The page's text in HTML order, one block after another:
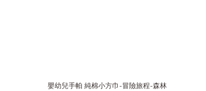
嬰幼兒手帕 純棉小方巾-冒險旅程-森林